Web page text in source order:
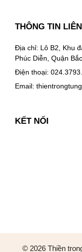
THÔNG TIN
Địa chỉ: Lô B2, Khu
Phúc Diễn, Quận
Điện thoại:
Email:
KẾT NỐI
© 2026 Thiền